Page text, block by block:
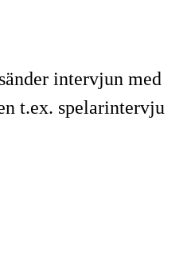
intervjun med
t.ex. spelarintervju